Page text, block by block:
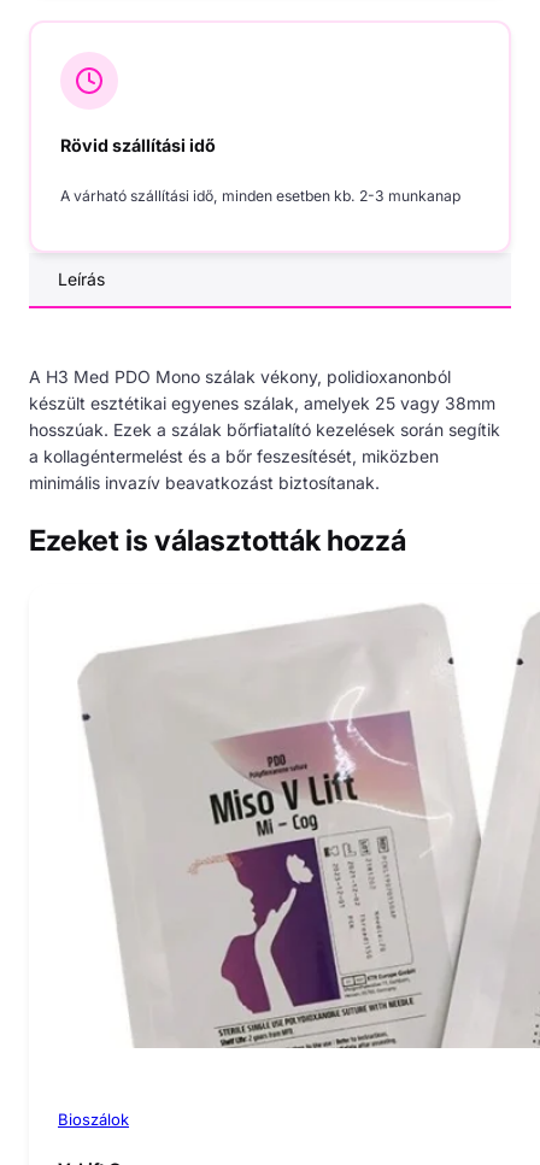
Rövid szállítási idő
A várható szállítási idő, minden esetben kb. 2-3 munkanap
Leírás
A H3 Med PDO Mono szálak vékony, polidioxanonból
készült esztétikai egyenes szálak, amelyek 25 vagy 38mm
hosszúak. Ezek a szálak bőrfiatalító kezelések során segítik
a kollagéntermelést és a bőr feszesítését, miközben
minimális invazív beavatkozást biztosítanak.
Ezeket is választották hozzá
Bioszálok